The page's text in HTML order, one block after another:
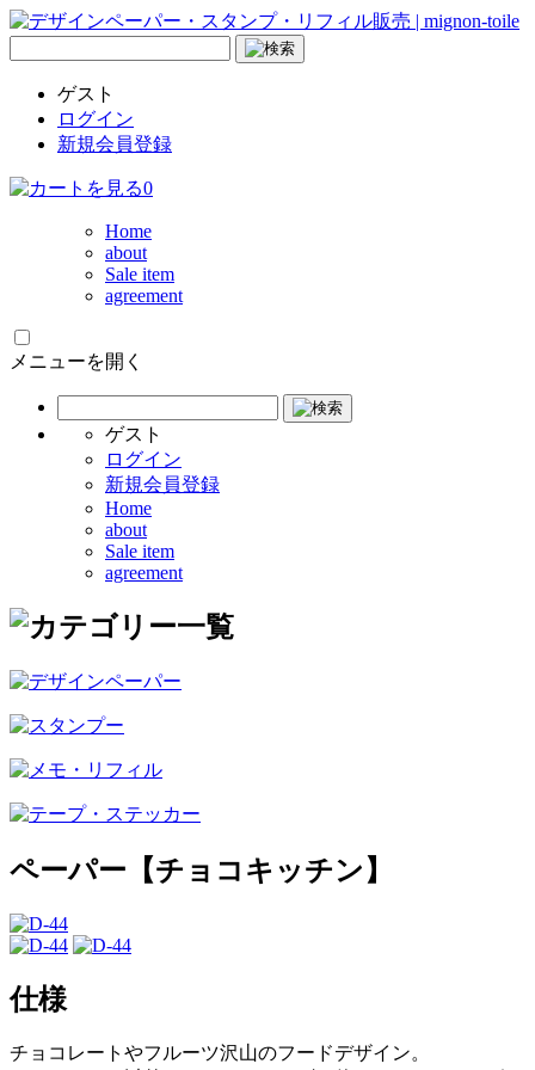
ゲスト
ログイン
新規会員登録
0
Home
about
Sale item
agreement
メニューを開く
ゲスト
ログイン
新規会員登録
Home
about
Sale item
agreement
ペーパー【チョコキッチン】
仕様
チョコレートやフルーツ沢山のフードデザイン。